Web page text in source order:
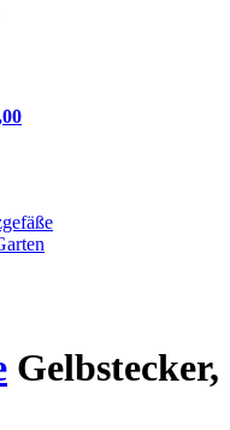
Gelbstecker,